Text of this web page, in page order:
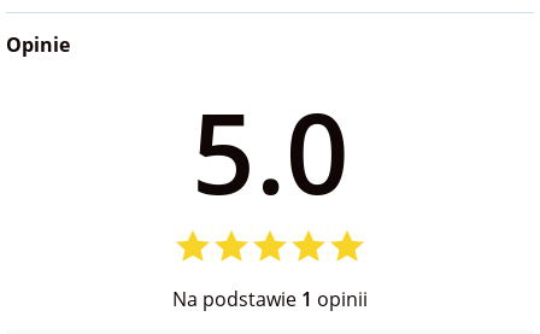
na wieczór
panieński
Opinie
5.0
Na podstawie 1 opinii